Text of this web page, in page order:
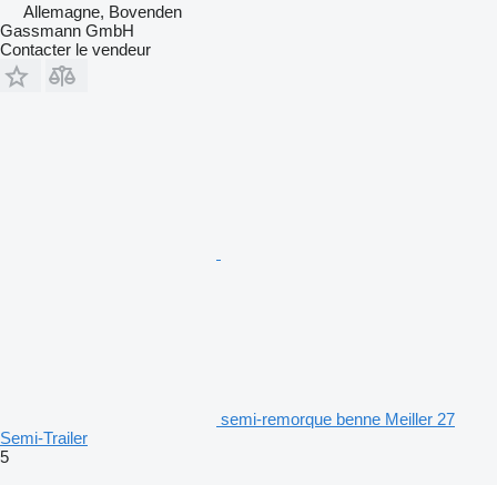
Allemagne, Bovenden
Gassmann GmbH
Contacter le vendeur
semi-remorque benne Meiller 27
Semi-Trailer
5